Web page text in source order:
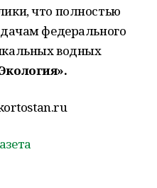
что полностью
федерального
водных